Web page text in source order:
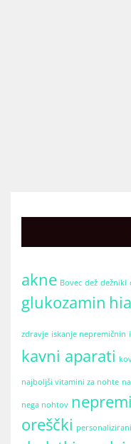
akne Bovec dež dežniki
glukozamin
zdravje iskanje nepremičnin
kavni aparati
najboljši vitamini za nohte
nega nohtov
oreščki